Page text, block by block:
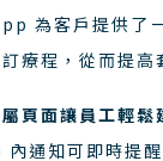
為客戶提供了
療程，從而提高
頁面讓員工輕鬆
通知可即時提